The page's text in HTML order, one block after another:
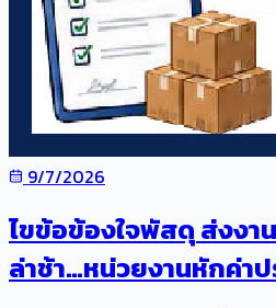
9/7/2026
ไขข้อข้องใจพัสดุ ส่งงา
ล่าช้า…หน่วยงานหักค่าป